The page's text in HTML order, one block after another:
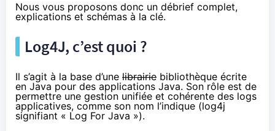
Nous vous proposons donc un débrief complet,
explications et schémas à la clé.
Log4J, c’est quoi ?
Il s’agit à la base d’une librairie bibliothèque écrite
en Java pour des applications Java. Son rôle est de
permettre une gestion unifiée et cohérente des logs
applicatives, comme son nom l’indique (log4j
signifiant « Log For Java »).